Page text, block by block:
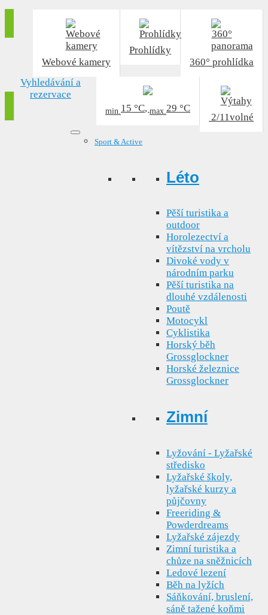
360° prohlídka
Prohlídky
Webové kamery
2/11volné
min.15 °C, max.29 °C
Vyhledávání a
rezervace
Sport & Active
Léto
Pěší turistika a
outdoor
Horolezectví a
vítězství na vrcholu
Divoké vody v
národním parku
Pěší turistika na
dlouhé vzdálenosti
Poutě
Motocykl
Cyklistika
Horský běh
Grossglockner
Horské železnice
Grossglockner
Zimní
Lyžování - Lyžařské
středisko
Lyžařské školy,
lyžařské kurzy a
půjčovny
Freeriding &
Powderdreams
Lyžařské zájezdy
Zimní turistika a
chůze na sněžnicích
Ledové lezení
Běh na lyžích
Sáňkování, bruslení,
sáně tažené koňmi